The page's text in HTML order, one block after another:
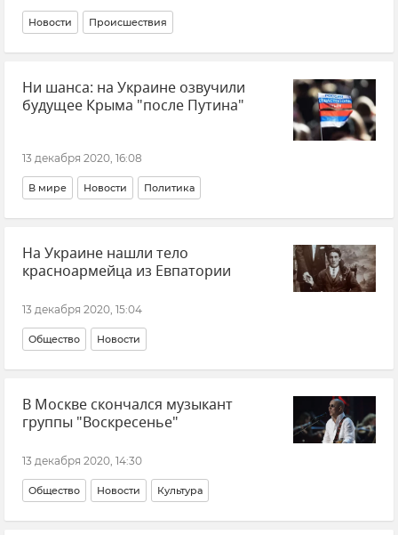
Новости Происшествия
Ни шанса: на Украине озвучили
будущее Крыма "после Путина"
13 декабря 2020, 16:08
В мире Новости Политика
На Украине нашли тело
красноармейца из Евпатории
13 декабря 2020, 15:04
Общество Новости
В Москве скончался музыкант
группы "Воскресенье"
13 декабря 2020, 14:30
Общество Новости Культура